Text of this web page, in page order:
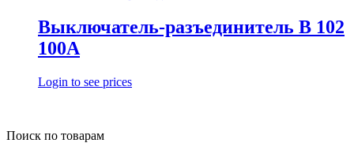
Выключатель-разъединитель В 102
100А
Login to see prices
Поиск по товарам